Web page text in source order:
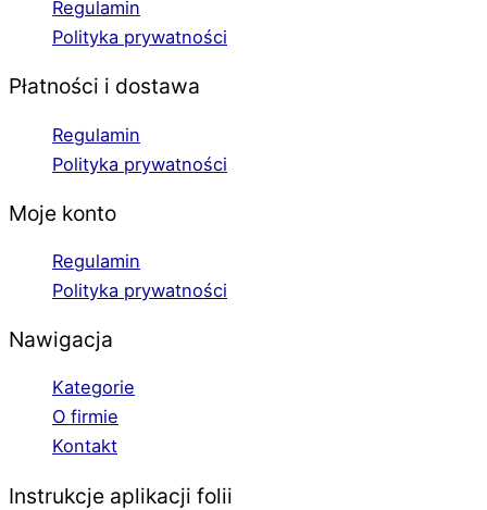
Regulamin
Polityka prywatności
Płatności i dostawa
Regulamin
Polityka prywatności
Moje konto
Regulamin
Polityka prywatności
Nawigacja
Kategorie
O firmie
Kontakt
Instrukcje aplikacji folii